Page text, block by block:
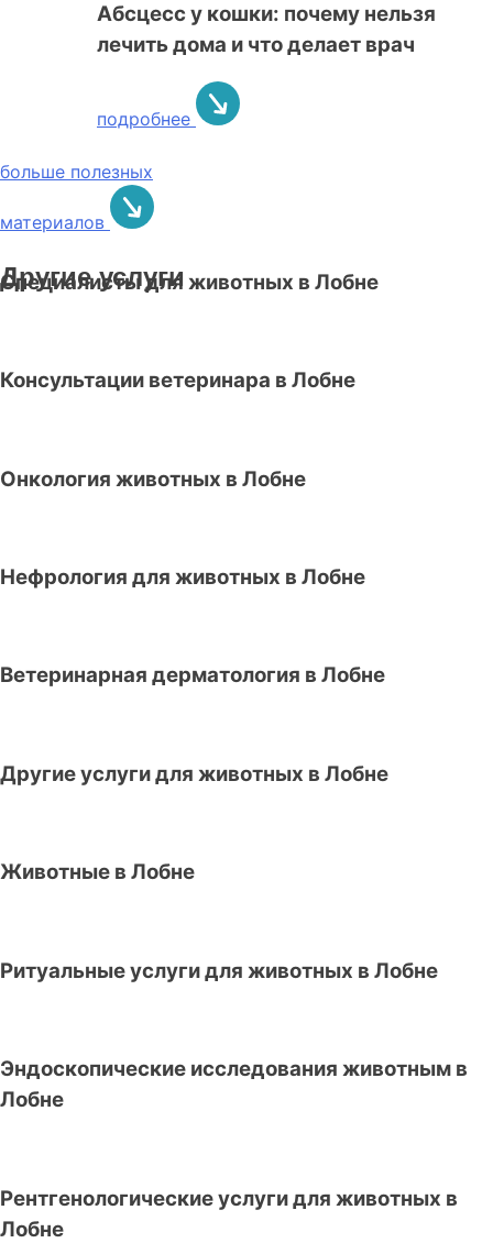
Абсцесс у кошки: почему нельзя
лечить дома и что делает врач
подробнее
больше полезных
материалов
Другие услуги
Специалисты для животных в Лобне
Консультации ветеринара в Лобне
Онкология животных в Лобне
Нефрология для животных в Лобне
Ветеринарная дерматология в Лобне
Другие услуги для животных в Лобне
Животные в Лобне
Ритуальные услуги для животных в Лобне
Эндоскопические исследования животным в
Лобне
Рентгенологические услуги для животных в
Лобне